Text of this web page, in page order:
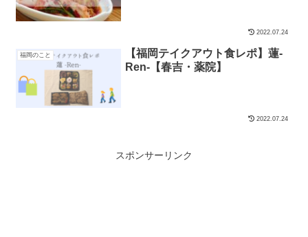
2022.07.24
福岡のこと
【福岡テイクアウト食レポ】蓮-
Ren-【春吉・薬院】
2022.07.24
スポンサーリンク